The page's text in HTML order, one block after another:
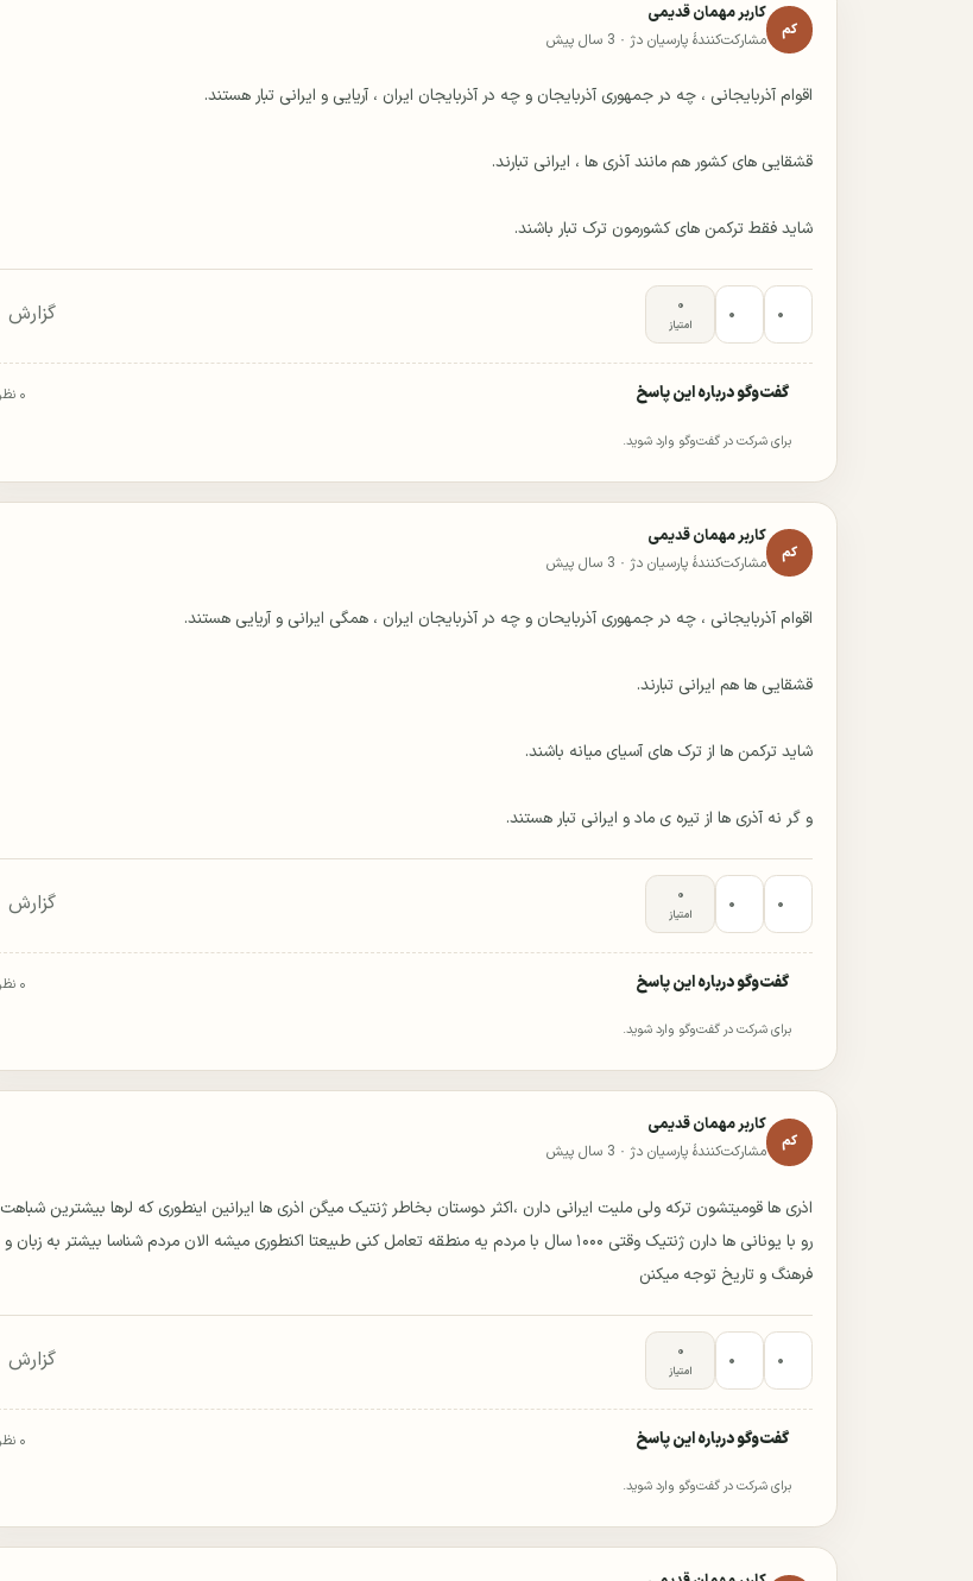
کم
کاربر مهمان قدیمی
مشارکت‌کنندهٔ پارسیان دژ · 3 سال پیش
شاید فقط ترکمن های کشورمون ترک تبار باشند.
۰ ۰ ۰
امتیاز گزارش
گفت‌وگو درباره این پاسخ ۰ نظر
برای شرکت در گفت‌وگو وارد شوید.
کم
کاربر مهمان قدیمی
مشارکت‌کنندهٔ پارسیان دژ · 3 سال پیش
و گر نه آذری ها از تیره ی ماد و ایرانی تبار هستند.
۰ ۰ ۰
امتیاز گزارش
گفت‌وگو درباره این پاسخ ۰ نظر
برای شرکت در گفت‌وگو وارد شوید.
کم
کاربر مهمان قدیمی
مشارکت‌کنندهٔ پارسیان دژ · 3 سال پیش
اذری ها قومیتشون ترکه ولی ملیت ایرانی دارن ،اکثر دوستان بخاطر ژنتیک میگن اذری ها ایرانین اینطوری که لرها بیشترین شباهت
رو با یونانی ها دارن ژنتیک وقتی ۱۰۰۰ سال با مردم یه منطقه تعامل کنی طبیعتا اکنطوری میشه الان مردم شناسا بیشتر به زبان و
فرهنگ و تاریخ توجه میکنن
۰ ۰ ۰
امتیاز گزارش
گفت‌وگو درباره این پاسخ ۰ نظر
برای شرکت در گفت‌وگو وارد شوید.